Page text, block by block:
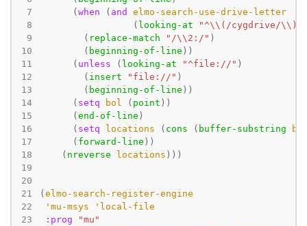
7
8
9
10
11
12
13
14
15
16
17
18
19
20
21
22
23
      (
when ( and
elmo-search-use-drive-letter
                 (
looking-at
"^\\(/cygdrive/
        (
replace-match "/\\2:/"
        (
beginning-of-line
      (
unless ( looking-at "^file://"
        (
insert "file://"
        (
beginning-of-line
      (
setq bol ( point
      (
end-of-line
      (
setq locations ( cons ( buffer-substring
      (
forward-line
    (
nreverse locations
( elmo-search-register-engine
'mu-msys
'local-file
:prog
"mu"